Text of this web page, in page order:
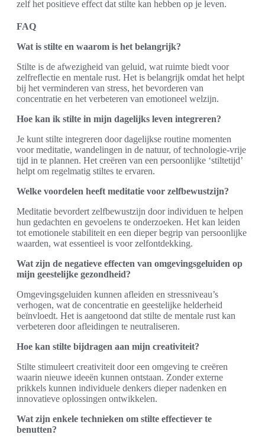
zelf het positieve effect dat stilte kan hebben op je leven.
FAQ
Wat is stilte en waarom is het belangrijk?
Stilte is de afwezigheid van geluid, wat ruimte biedt voor
zelfreflectie en mentale rust. Het is belangrijk omdat het helpt
bij het verminderen van stress, het bevorderen van
concentratie en het verbeteren van emotioneel welzijn.
Hoe kan ik stilte in mijn dagelijks leven integreren?
Je kunt stilte integreren door dagelijkse routine momenten
voor meditatie, wandelingen in de natuur, of technologie-vrije
tijd in te plannen. Het creëren van een persoonlijke ‘stiltetijd’
helpt om regelmatig stiltes te ervaren.
Welke voordelen heeft meditatie voor zelfbewustzijn?
Meditatie bevordert zelfbewustzijn door individuen te helpen
hun gedachten en gevoelens te onderzoeken. Het kan leiden
tot emotionele stabiliteit en een dieper begrip van persoonlijke
waarden, wat essentieel is voor zelfontdekking.
Wat zijn de negatieve effecten van omgevingsgeluiden op
mijn geestelijke gezondheid?
Omgevingsgeluiden kunnen afleiden en stressniveau’s
verhogen, wat de concentratie en geestelijke helderheid
beïnvloedt. Het is aangetoond dat stilte de mentale rust kan
verbeteren door afleidingen te neutraliseren.
Hoe kan stilte bijdragen aan mijn creativiteit?
Stilte stimuleert creativiteit door een omgeving te creëren
waarin nieuwe ideeën kunnen ontstaan. Zonder externe
prikkels kunnen individuele denkers dieper nadenken en
innovatieve oplossingen ontwikkelen.
Wat zijn enkele technieken om stilte effectiever te
benutten?